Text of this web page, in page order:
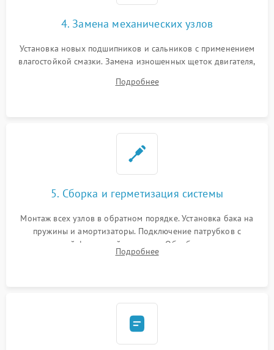
4. Замена механических узлов
Установка новых подшипников и сальников с применением
влагостойкой смазки. Замена изношенных щеток двигателя,
или поврежденной резиновой манжеты.
Подробнее
5. Сборка и герметизация системы
Монтаж всех узлов в обратном порядке. Установка бака на
пружины и амортизаторы. Подключение патрубков с
надежной фиксацией хомутами. Обработка стыков
герметиком для предотвращения возможных протечек воды.
Подробнее